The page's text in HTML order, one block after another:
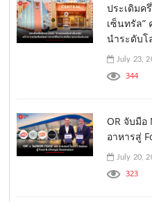
ประเดิมค
เซ็นทรัล”
นำระดับโ
July 23,
344
OR จับมือ
อาหารสู่
July 20,
323